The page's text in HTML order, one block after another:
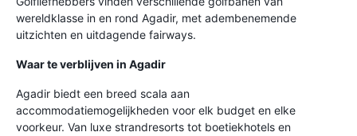
wereldklasse in en rond Agadir, met adembenemende
uitzichten en uitdagende fairways.
Waar te verblijven in Agadir
Agadir biedt een breed scala aan
accommodatiemogelijkheden voor elk budget en elke
voorkeur. Van luxe strandresorts tot boetiekhotels en